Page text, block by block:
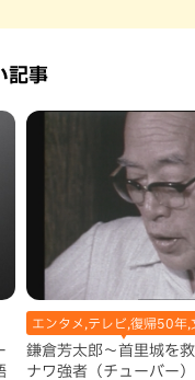
記事
エンタメ,テレビ,復帰50年,
鎌倉芳太郎～首里城を
ナワ強者（チューバー